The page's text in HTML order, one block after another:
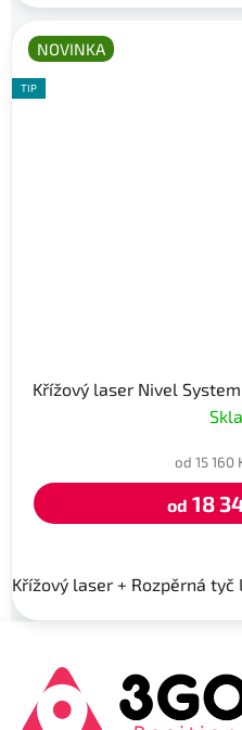
NOVINKA
TIP
Křížový laser Nivel
od 15 160
od 18
Křížový laser + Rozpěrná tyč